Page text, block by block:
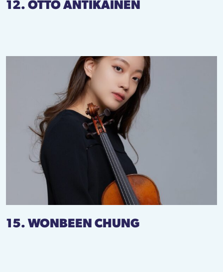
12. OTTO ANTIKAINEN
15. WONBEEN CHUNG